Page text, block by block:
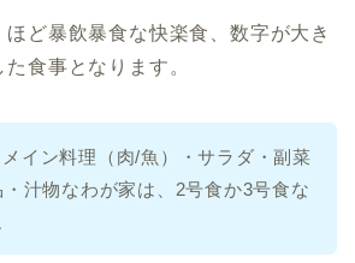
ど暴飲暴食な快楽食、数字が大き
食事となります。
イン料理（肉/魚）・サラダ・副菜
・汁物なわが家は、2号食か3号食な